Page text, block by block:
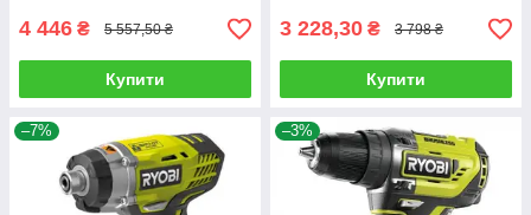
4 446 ₴ 5 557,50 ₴
Купити
3 228,30 ₴ 3 798 ₴
Купити
–7% –3%